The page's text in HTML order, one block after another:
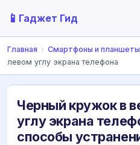
📱 Гаджет Гид
Главная › Смартфоны и планшеты
левом углу экрана телефона
Черный кружок в
углу экрана
способы